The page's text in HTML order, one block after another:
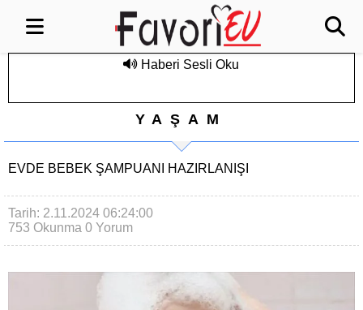
Haberi Sesli Oku
YAŞAM
EVDE BEBEK ŞAMPUANI HAZIRLANIŞI
Tarih: 2.11.2024 06:24:00
753 Okunma 0 Yorum